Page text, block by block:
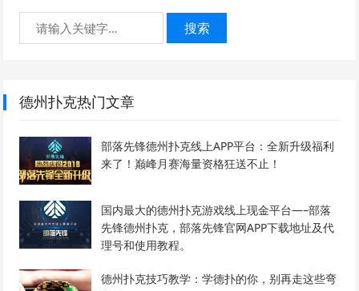
搜索
德州扑克热门文章
部落先锋德州扑克线上APP平台：全新升级福利
来了！巅峰月赛海量资格狂送不止！
国内最大的德州扑克游戏线上现金平台—–部落
先锋德州扑克，部落先锋官网APP下载地址及代
理号和使用教程。
德州扑克技巧教学：学德扑的你，别再走这些弯